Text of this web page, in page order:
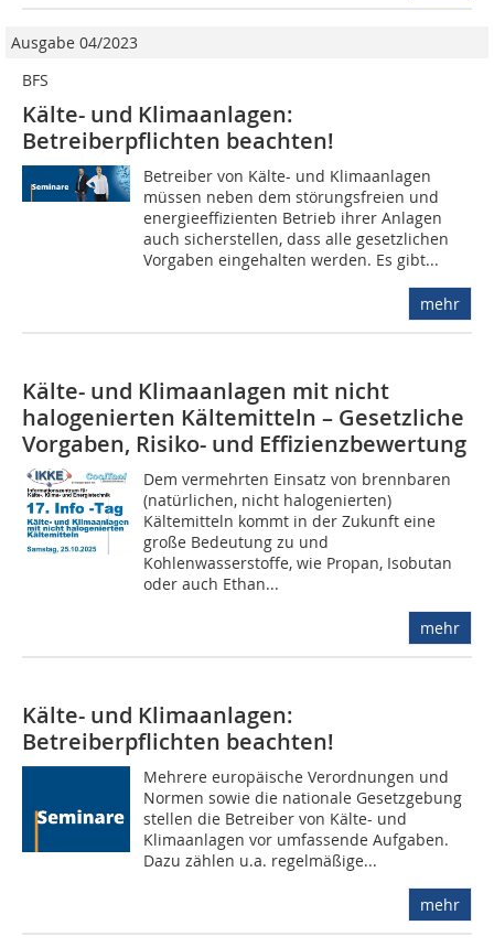
Ausgabe 04/2023
BFS
Kälte- und Klimaanlagen:
Betreiberpflichten beachten!
Betreiber von Kälte- und Klimaanlagen
müssen neben dem störungsfreien und
energieeffizienten Betrieb ihrer Anlagen
auch sicherstellen, dass alle gesetzlichen
Vorgaben eingehalten werden. Es gibt...
mehr
Kälte- und Klimaanlagen mit nicht
halogenierten Kältemitteln – Gesetzliche
Vorgaben, Risiko- und Effizienzbewertung
Dem vermehrten Einsatz von brennbaren
(natürlichen, nicht halogenierten)
Kältemitteln kommt in der Zukunft eine
große Bedeutung zu und
Kohlenwasserstoffe, wie Propan, Isobutan
oder auch Ethan...
mehr
Kälte- und Klimaanlagen:
Betreiberpflichten beachten!
Mehrere europäische Verordnungen und
Normen sowie die nationale Gesetzgebung
stellen die Betreiber von Kälte- und
Klimaanlagen vor umfassende Aufgaben.
Dazu zählen u.a. regelmäßige...
mehr